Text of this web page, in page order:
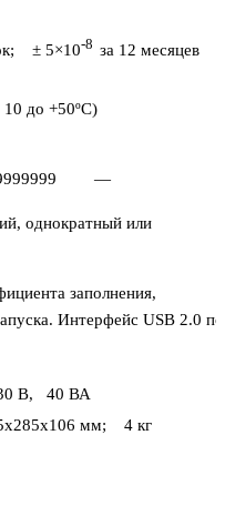
± 5×10-8 за 12 месяцев
до +50ºC)
—
однократный или
заполнения,
Интерфейс USB 2.0 по
В, 40 ВА
мм; 4 кг